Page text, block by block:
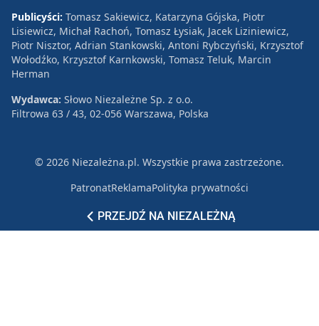
PRZEJDŹ NA NIEZALEŻNĄ
Publicyści: Tomasz Sakiewicz, Katarzyna Gójska, Piotr
Lisiewicz, Michał Rachoń, Tomasz Łysiak, Jacek Liziniewicz,
Piotr Nisztor, Adrian Stankowski, Antoni Rybczyński, Krzysztof
Wołodźko, Krzysztof Karnkowski, Tomasz Teluk, Marcin
Herman
Wydawca: Słowo Niezależne Sp. z o.o.
Filtrowa 63 / 43, 02-056 Warszawa, Polska
© 2026 Niezależna.pl. Wszystkie prawa zastrzeżone.
PatronatReklamaPolityka prywatności